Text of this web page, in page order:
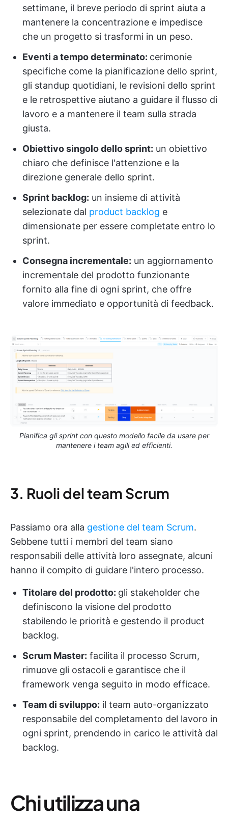
settimane, il breve periodo di sprint aiuta a
mantenere la concentrazione e impedisce
che un progetto si trasformi in un peso.
Eventi a tempo determinato: cerimonie
specifiche come la pianificazione dello sprint,
gli standup quotidiani, le revisioni dello sprint
e le retrospettive aiutano a guidare il flusso di
lavoro e a mantenere il team sulla strada
giusta.
Obiettivo singolo dello sprint: un obiettivo
chiaro che definisce l'attenzione e la
direzione generale dello sprint.
Sprint backlog: un insieme di attività
selezionate dal product backlog e
dimensionate per essere completate entro lo
sprint.
Consegna incrementale: un aggiornamento
incrementale del prodotto funzionante
fornito alla fine di ogni sprint, che offre
valore immediato e opportunità di feedback.
Pianifica gli sprint con questo modello facile da usare per
mantenere i team agili ed efficienti.
3. Ruoli del team Scrum
Passiamo ora alla gestione del team Scrum.
Sebbene tutti i membri del team siano
responsabili delle attività loro assegnate, alcuni
hanno il compito di guidare l'intero processo.
Titolare del prodotto: gli stakeholder che
definiscono la visione del prodotto
stabilendo le priorità e gestendo il product
backlog.
Scrum Master: facilita il processo Scrum,
rimuove gli ostacoli e garantisce che il
framework venga seguito in modo efficace.
Team di sviluppo: il team auto-organizzato
responsabile del completamento del lavoro in
ogni sprint, prendendo in carico le attività dal
backlog.
Chi utilizza una